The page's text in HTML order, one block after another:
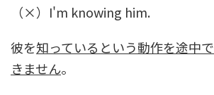
（×）I'm knowing him.
彼を知っているという動作を途中
きません。